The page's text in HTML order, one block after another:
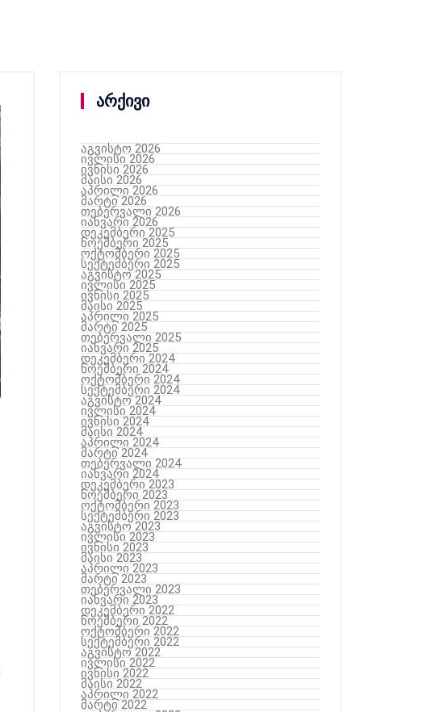
არქივი
აგვისტო 2026
ივლისი 2026
ივნისი 2026
მაისი 2026
აპრილი 2026
მარტი 2026
თებერვალი 2026
იანვარი 2026
დეკემბერი 2025
ნოემბერი 2025
ოქტომბერი 2025
სექტემბერი 2025
აგვისტო 2025
ივლისი 2025
ივნისი 2025
მაისი 2025
აპრილი 2025
მარტი 2025
თებერვალი 2025
იანვარი 2025
დეკემბერი 2024
ნოემბერი 2024
ოქტომბერი 2024
სექტემბერი 2024
აგვისტო 2024
ივლისი 2024
ივნისი 2024
მაისი 2024
აპრილი 2024
მარტი 2024
თებერვალი 2024
იანვარი 2024
დეკემბერი 2023
ნოემბერი 2023
ოქტომბერი 2023
სექტემბერი 2023
აგვისტო 2023
ივლისი 2023
ივნისი 2023
მაისი 2023
აპრილი 2023
მარტი 2023
თებერვალი 2023
იანვარი 2023
დეკემბერი 2022
ნოემბერი 2022
ოქტომბერი 2022
სექტემბერი 2022
აგვისტო 2022
ივლისი 2022
ივნისი 2022
მაისი 2022
აპრილი 2022
მარტი 2022